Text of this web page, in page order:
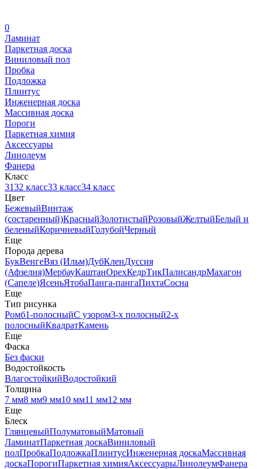
0
Ламинат
Паркетная доска
Виниловый пол
Пробка
Подложка
Плинтус
Инженерная доска
Массивная доска
Пороги
Паркетная химия
Аксессуары
Линолеум
Фанера
Класс
3132 класс33 класс34 класс
Цвет
БежевыйВинтаж
(состаренный)КрасныйЗолотистыйРозовыйЖелтыйБелый и
беленыйКоричневыйГолубойЧерный
Еще
Порода дерева
БукВенгеВяз (Ильм)ДубКленДуссия
(Афзелия)МербауКаштанОрехКедрТикПалисандрМахагон
(Сапеле)ЯсеньЯтобаПанга-пангаПихтаСосна
Еще
Тип рисунка
Ромб1-полосныйС узором3-х полосный2-х
полосныйКвадратКамень
Еще
Фаска
Без фаски
Водостойкость
ВлагостойкийВодостойкий
Толщина
7 мм8 мм9 мм10 мм11 мм12 мм
Еще
Блеск
ГлянцевыйПолуматовыйМатовый
ЛаминатПаркетная доскаВиниловый
полПробкаПодложкаПлинтусИнженерная доскаМассивная
доскаПорогиПаркетная химияАксессуарыЛинолеумФанера